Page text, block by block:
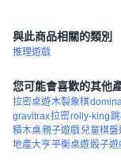
與此商品相關的類別
推理遊戲
您可能會喜歡的其他
拉密桌遊木製象棋
gravitrax拉密rolly-king
積木桌親子遊戲兒童棋盤
地產大亨平衡桌遊骰子遊